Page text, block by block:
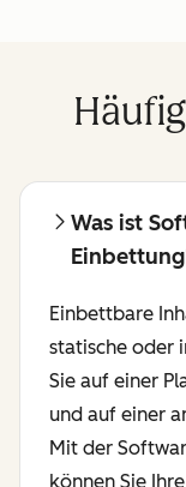
Was ist
Einbettbare
statische oder
Sie auf einer
und auf einer
Mit der
können Sie